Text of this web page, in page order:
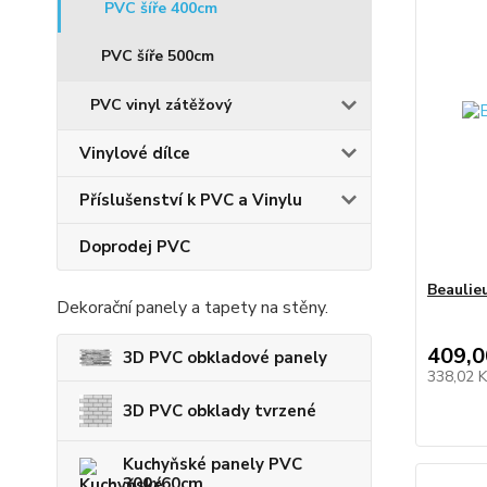
PVC šíře 400cm
PVC šíře 500cm
PVC vinyl zátěžový
Vinylové dílce
Příslušenství k PVC a Vinylu
Doprodej PVC
Dekorační panely a tapety na stěny.
3D PVC obkladové panely
3D PVC obklady tvrzené
Kuchyňské panely PVC
338,02